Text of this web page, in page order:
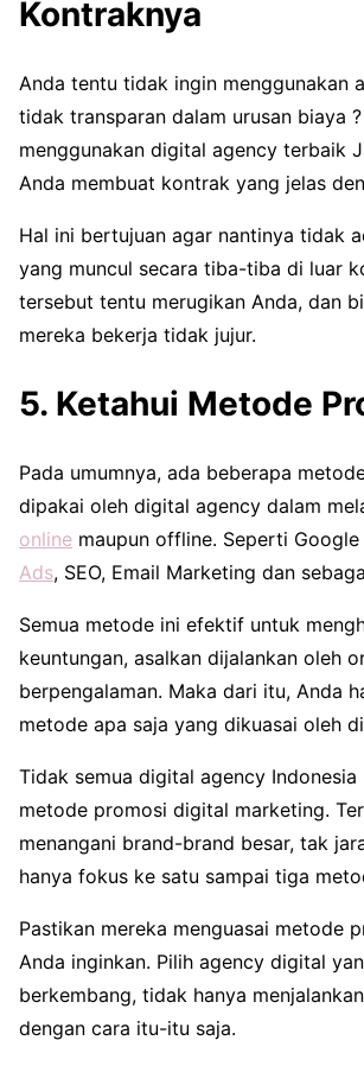
Kontraknya
Anda tentu tidak ingin menggunakan
tidak transparan dalam urusan biaya
menggunakan digital agency terbaik
Anda membuat kontrak yang jelas
Hal ini bertujuan agar nantinya tidak
yang muncul secara tiba-tiba di luar
tersebut tentu merugikan Anda, dan
mereka bekerja tidak jujur.
5. Ketahui Metode
Pada umumnya, ada beberapa
dipakai oleh digital agency dalam
online maupun offline. Seperti Google
Ads, SEO, Email Marketing dan
Semua metode ini efektif untuk
keuntungan, asalkan dijalankan oleh
berpengalaman. Maka dari itu, Anda
metode apa saja yang dikuasai oleh
Tidak semua digital agency Indonesia
metode promosi digital marketing.
menangani brand-brand besar, tak
hanya fokus ke satu sampai tiga
Pastikan mereka menguasai metode
Anda inginkan. Pilih agency digital
berkembang, tidak hanya
dengan cara itu-itu saja.